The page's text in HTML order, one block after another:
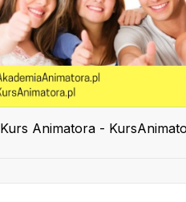
Kurs Animatora -